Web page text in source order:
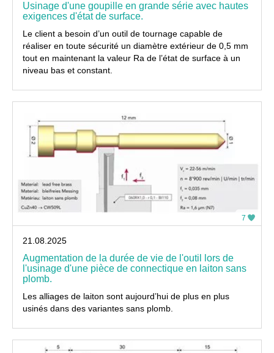
Usinage d'une goupille en grande série avec hautes
exigences d'état de surface.
Le client a besoin d’un outil de tournage capable de
réaliser en toute sécurité un diamètre extérieur de 0,5 mm
tout en maintenant la valeur Ra de l’état de surface à un
niveau bas et constant.
7
21.08.2025
Augmentation de la durée de vie de l'outil lors de
l'usinage d'une pièce de connectique en laiton sans
plomb.
Les alliages de laiton sont aujourd’hui de plus en plus
usinés dans des variantes sans plomb.